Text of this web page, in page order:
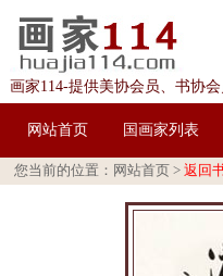
画家114-提供美协会员、书协
网站首页 国画家列表
您当前的位置： 网站首页 > 返回